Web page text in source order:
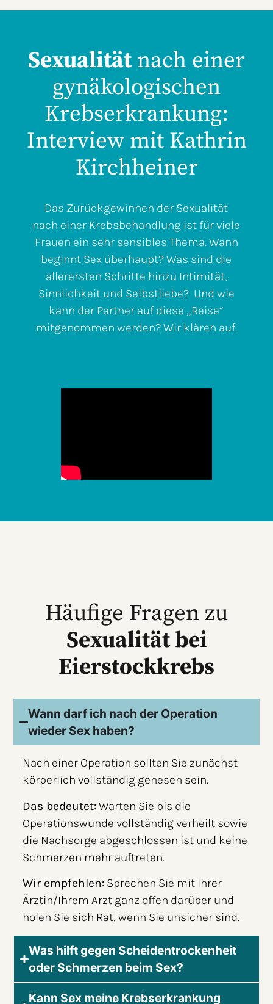
Sexualitätnach einer
gynäkologischen
Krebserkrankung:
Interview mit Kathrin
Kirchheiner
Das Zurückgewinnen der Sexualität
nach einer Krebsbehandlung ist für viele
Frauen ein sehr sensibles Thema. Wann
beginnt Sex überhaupt? Was sind die
allerersten Schritte hinzu Intimität,
Sinnlichkeit und Selbstliebe? Und wie
kann der Partner auf diese „Reise“
mitgenommen werden? Wir klären auf.
Häufige Fragen zu
Sexualität bei
Eierstockkrebs
Wann darf ich nach der Operation
wieder Sex haben?
Nach einer Operation sollten Sie zunächst
körperlich vollständig genesen sein.
Das bedeutet:Warten Sie bis die
Operationswunde vollständig verheilt sowie
die Nachsorge abgeschlossen ist und keine
Schmerzen mehr auftreten.
Wir empfehlen: Sprechen Sie mit Ihrer
Ärztin/Ihrem Arzt ganz offen darüber und
holen Sie sich Rat, wenn Sie unsicher sind.
Was hilft gegen Scheidentrockenheit
oder Schmerzen beim Sex?
Kann Sex meine Krebserkrankung